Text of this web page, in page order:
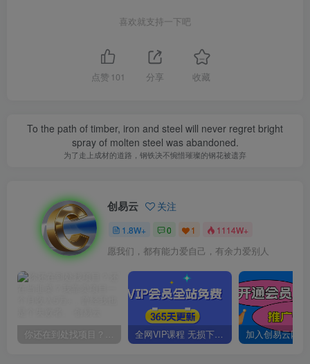
喜欢就支持一下吧
点赞 101 分享 收藏
To the path of timber, iron and steel will never regret bright
spray of molten steel was abandoned.
为了走上成材的道路，钢铁决不惋惜璀璨的钢花被遗弃
创易云 关注
1.8W+ 0 1 1114W+
愿我们，都有能力爱自己，有余力爱别人
你还在到处找项目？还在当韭菜？我靠卖项目一个月收入5万+，曾经我也是个失败者。 全网VIP课程 无损下载~